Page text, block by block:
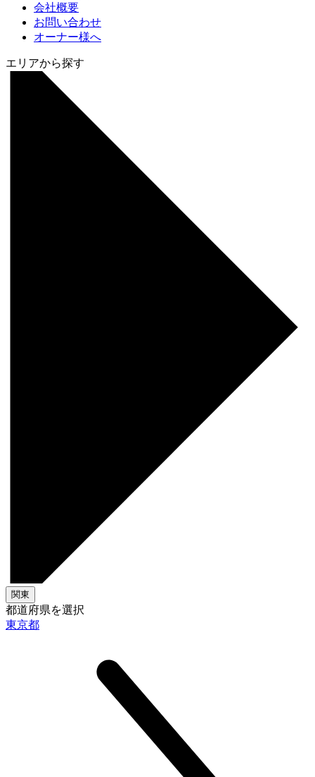
会社概要
お問い合わせ
オーナー様へ
エリアから探す
関東
都道府県を選択
東京都